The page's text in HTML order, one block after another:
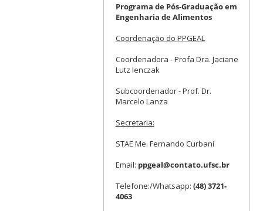
Programa de Pós-Graduação em
Engenharia de Alimentos
Coordenação do PPGEAL
Coordenadora - Profa Dra. Jaciane
Lutz Ienczak
Subcoordenador - Prof. Dr.
Marcelo Lanza
Secretaria:
STAE Me. Fernando Curbani
Email: ppgeal@contato.ufsc.br
Telefone:/Whatsapp: (48) 3721-
4063